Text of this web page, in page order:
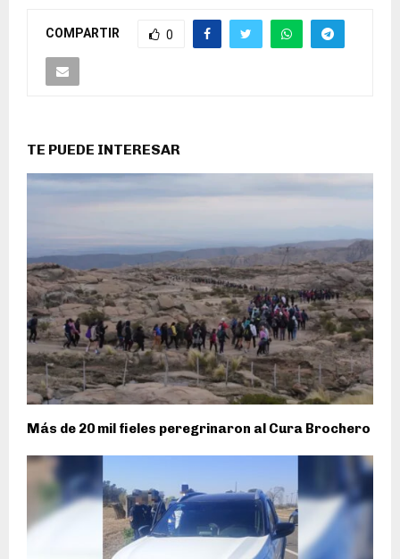
COMPARTIR 0
TE PUEDE INTERESAR
Más de 20 mil fieles peregrinaron al Cura Brochero